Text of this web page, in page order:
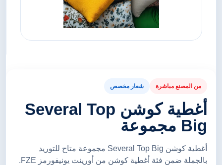
من المصنع مباشرة شعار مخصص
أغطية كوشن Several Top
Big مجموعة
أغطية كوشن Several Top Big مجموعة متاح للتوريد
بالجملة ضمن فئة أغطية كوشن من أورينت يونيفورمز FZE.